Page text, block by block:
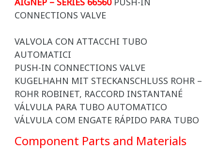
AIGNEP – SERIES 66560PUSH-IN
CONNECTIONS VALVE
VALVOLA CON ATTACCHI TUBO
AUTOMATICI
PUSH-IN CONNECTIONS VALVE
KUGELHAHN MIT STECKANSCHLUSS ROHR –
ROHR ROBINET, RACCORD INSTANTANÉ
VÁLVULA PARA TUBO AUTOMATICO
VÁLVULA COM ENGATE RÁPIDO PARA TUBO
Component Parts and Materials